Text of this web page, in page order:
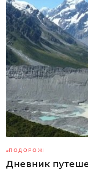
ПОДОРОЖІ
Дневник